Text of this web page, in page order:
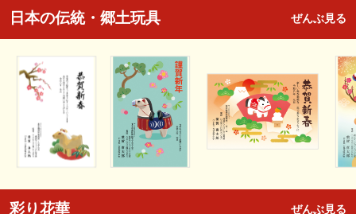
日本の伝統・郷土玩具 ぜんぶ見る
彩り花華 ぜんぶ見る